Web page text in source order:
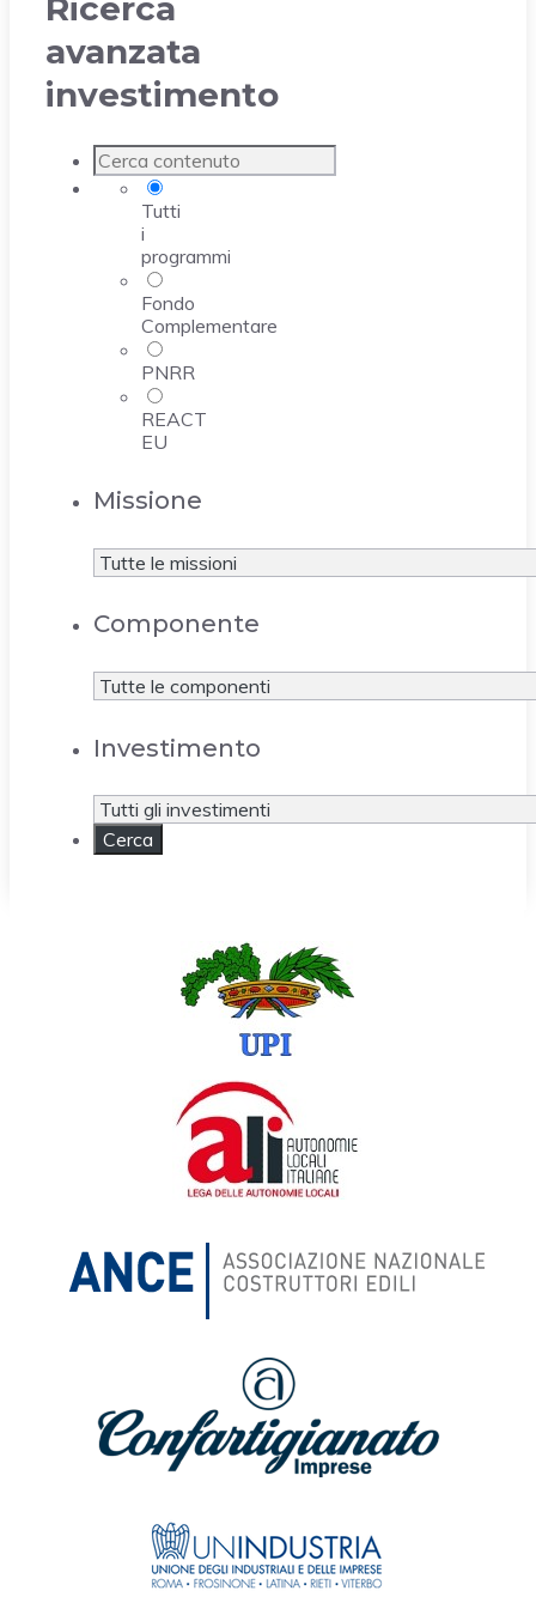
Ricerca
avanzata
investimento
Tutti
i
programmi
Fondo
Complementare
PNRR
REACT
EU
Missione
Componente
Investimento